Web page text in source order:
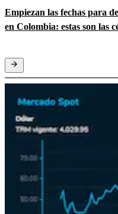
Empiezan las fechas para
en Colombia: estas son las